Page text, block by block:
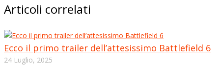
Articoli correlati
Ecco il primo trailer dell’attesissimo Battlefield 6
24 Luglio, 2025